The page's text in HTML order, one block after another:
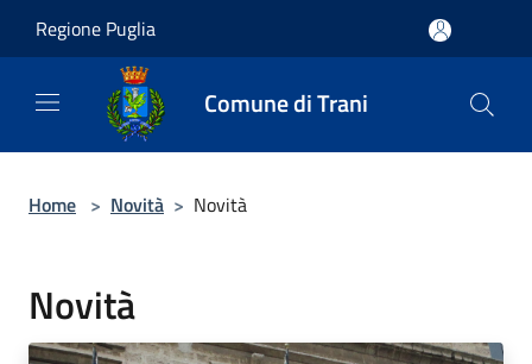
Regione Puglia
Comune di Trani
Home > Novità > Novità
Novità